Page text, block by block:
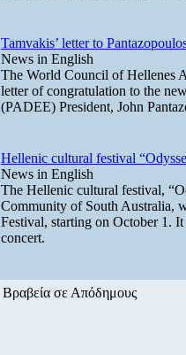
Tamvakis’ letter to
News in English
The World Council of Hellenes
letter of congratulation to the
(PADEE) President, John
Hellenic cultural festival
News in English
The Hellenic cultural festival,
Community of South Australia,
Festival, starting on October 1.
concert.
Βραβεία σε Απόδημους